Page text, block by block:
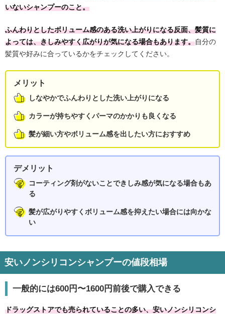
いないシャンプーのこと。
ふんわりとしたボリューム感のある洗い上がりになる反面、髪質に
よっては、きしみやすく広がりが気になる場合もあります。自分の
髪質や好みに合っているかをチェックしてください。
メリット
しなやかでふんわりとした洗い上がりになる
カラーが持ちやすくパーマのかかりも良くなる
髪が細い方やボリューム感を出したい方におすすめ
デメリット
コーティング剤がないことできしみ感が気になる場合もあ
る
髪が広がりやすくボリューム感を抑えたい場合には向かな
い
安いノンシリコンシャンプーの値段相場
一般的には600円〜1600円前後で購入できる
ドラッグストアでも売られていることの多い、安いノンシリコンシ